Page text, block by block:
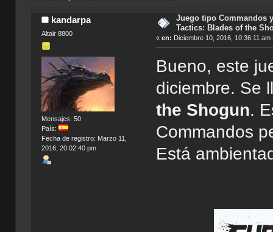
kandarpa
Altair 8800
Mensajes: 50
País:
Fecha de registro: Marzo 11,
2016, 20:02:40 pm
Juego tipo Commandos
Tactics: Blades of the
«en: Diciembre 10, 2016, 10:36:11 am
Bueno, este
diciembre. Se
the Shogun.
Commandos
Está